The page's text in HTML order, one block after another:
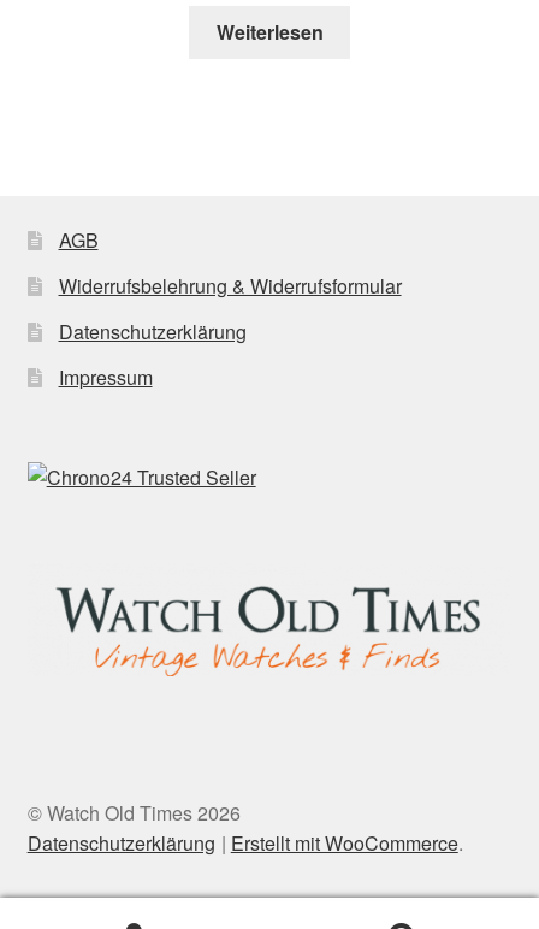
Weiterlesen
AGB
Widerrufsbelehrung & Widerrufsformular
Datenschutzerklärung
Impressum
© Watch Old Times 2026
Datenschutzerklärung
Erstellt mit WooCommerce.